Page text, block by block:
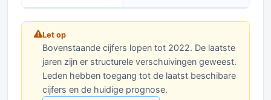
Let op
Bovenstaande cijfers lopen tot 2022. De laatste
jaren zijn er structurele verschuivingen geweest.
Leden hebben toegang tot de laatst beschibare
cijfers en de huidige prognose.